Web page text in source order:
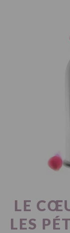
LE
LES